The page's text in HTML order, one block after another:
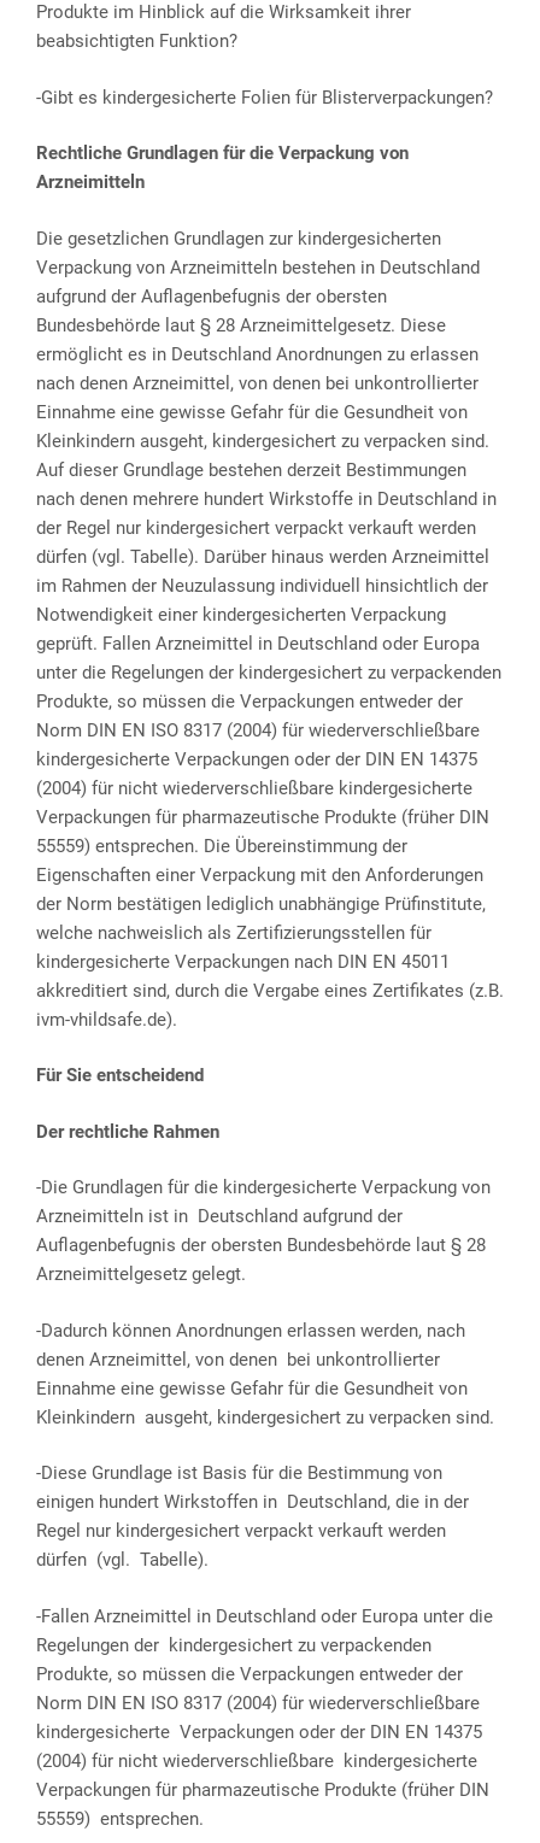
Produkte im Hinblick auf die Wirksamkeit ihrer
beabsichtigten Funktion?
-Gibt es kindergesicherte Folien für Blisterverpackungen?
Rechtliche Grundlagen für die Verpackung von
Arzneimitteln
Die gesetzlichen Grundlagen zur kindergesicherten
Verpackung von Arzneimitteln bestehen in Deutschland
aufgrund der Auflagenbefugnis der obersten
Bundesbehörde laut § 28 Arzneimittelgesetz. Diese
ermöglicht es in Deutschland Anordnungen zu erlassen
nach denen Arzneimittel, von denen bei unkontrollierter
Einnahme eine gewisse Gefahr für die Gesundheit von
Kleinkindern ausgeht, kindergesichert zu verpacken sind.
Auf dieser Grundlage bestehen derzeit Bestimmungen
nach denen mehrere hundert Wirkstoffe in Deutschland in
der Regel nur kindergesichert verpackt verkauft werden
dürfen (vgl. Tabelle). Darüber hinaus werden Arzneimittel
im Rahmen der Neuzulassung individuell hinsichtlich der
Notwendigkeit einer kindergesicherten Verpackung
geprüft. Fallen Arzneimittel in Deutschland oder Europa
unter die Regelungen der kindergesichert zu verpackenden
Produkte, so müssen die Verpackungen entweder der
Norm DIN EN ISO 8317 (2004) für wiederverschließbare
kindergesicherte Verpackungen oder der DIN EN 14375
(2004) für nicht wiederverschließbare kindergesicherte
Verpackungen für pharmazeutische Produkte (früher DIN
55559) entsprechen. Die Übereinstimmung der
Eigenschaften einer Verpackung mit den Anforderungen
der Norm bestätigen lediglich unabhängige Prüfinstitute,
welche nachweislich als Zertifizierungsstellen für
kindergesicherte Verpackungen nach DIN EN 45011
akkreditiert sind, durch die Vergabe eines Zertifikates (z.B.
ivm-vhildsafe.de).
Für Sie entscheidend
Der rechtliche Rahmen
-Die Grundlagen für die kindergesicherte Verpackung von
Arzneimitteln ist in Deutschland aufgrund der
Auflagenbefugnis der obersten Bundesbehörde laut § 28
Arzneimittelgesetz gelegt.
-Dadurch können Anordnungen erlassen werden, nach
denen Arzneimittel, von denen bei unkontrollierter
Einnahme eine gewisse Gefahr für die Gesundheit von
Kleinkindern ausgeht, kindergesichert zu verpacken sind.
-Diese Grundlage ist Basis für die Bestimmung von
einigen hundert Wirkstoffen in Deutschland, die in der
Regel nur kindergesichert verpackt verkauft werden
dürfen (vgl. Tabelle).
-Fallen Arzneimittel in Deutschland oder Europa unter die
Regelungen der kindergesichert zu verpackenden
Produkte, so müssen die Verpackungen entweder der
Norm DIN EN ISO 8317 (2004) für wiederverschließbare
kindergesicherte Verpackungen oder der DIN EN 14375
(2004) für nicht wiederverschließbare kindergesicherte
Verpackungen für pharmazeutische Produkte (früher DIN
55559) entsprechen.